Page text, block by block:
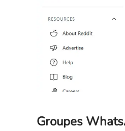
Groupes